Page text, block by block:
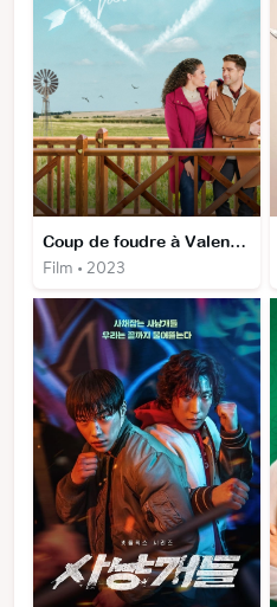
Coup de foudre à Valentine
Film • 2023